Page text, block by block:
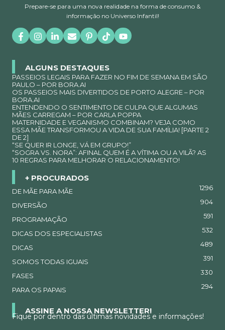
Prepare-se para uma nova realidade na forma de consumo &
informação no Universo Infantil!
ALGUNS DESTAQUES
PASSEIOS LEGAIS PARA FAZER NO FIM DE SEMANA EM SÃO
PAULO – POR BORA.AI
OS PASSEIOS MAIS DIVERTIDOS DE PORTO ALEGRE – POR
BORA.AI
ENTENDENDO O SENTIMENTO DE CULPA QUE ALGUMAS
MÃES CARREGAM – POR CARLA POPPA
MATERNIDADE E VEGANISMO COMBINAM? VEJA COMO
ESSA MÃE TRANSFORMOU A VIDA DE SUA FAMÍLIA! [PARTE 2
DE 2]
“SE QUER IR LONGE, VÁ EM GRUPO!”
“SOGRA VS. NORA”: AFINAL QUEM É A VÍTIMA OU A VILÃ? AS
10 REGRAS PARA MELHORAR O RELACIONAMENTO!
+ PROCURADOS
DE MÃE PARA MÃE 1296
DIVERSÃO 904
PROGRAMAÇÃO 591
DICAS DOS ESPECIALISTAS 532
DICAS 489
SOMOS TODAS IGUAIS 391
FASES 330
PARA OS PAPAIS 294
ASSINE A NOSSA NEWSLETTER!
Fique por dentro das últimas novidades e informações!